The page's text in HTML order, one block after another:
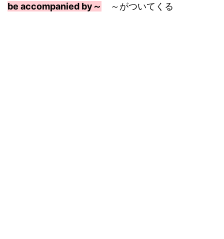
be accompanied by～ ～がついてくる